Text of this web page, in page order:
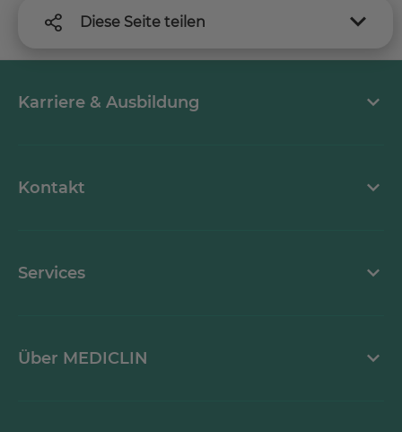
Diese Seite teilen
Karriere & Ausbildung
Kontakt
Services
Über MEDICLIN